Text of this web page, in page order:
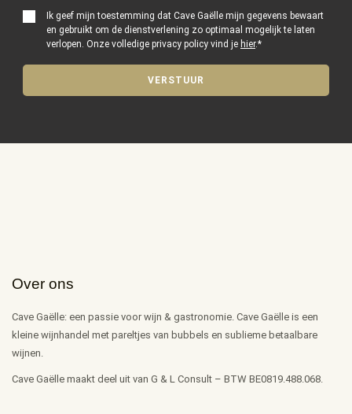
Ik geef mijn toestemming dat Cave Gaëlle mijn gegevens bewaart
en gebruikt om de dienstverlening zo optimaal mogelijk te laten
verlopen. Onze volledige privacy policy vind je hier.*
VERSTUUR
Over ons
Cave Gaëlle: een passie voor wijn & gastronomie. Cave Gaëlle is een
kleine wijnhandel met pareltjes van bubbels en sublieme betaalbare
wijnen.
Cave Gaëlle maakt deel uit van G & L Consult – BTW BE0819.488.068.